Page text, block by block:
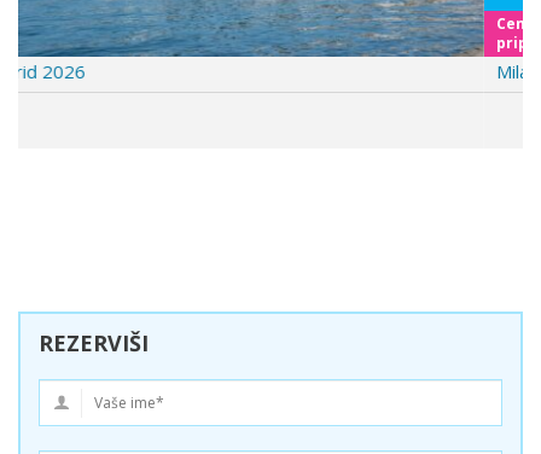
Cenovnik je u
pripremi
Milano 8. Mart
REZERVIŠI